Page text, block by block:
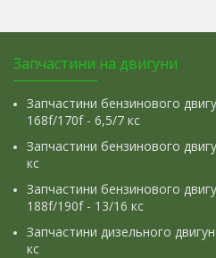
Запчастини на двигуни
Запчастини бензинового
168f/170f - 6,5/7 кс
Запчастини бензинового
кс
Запчастини бензинового
188f/190f - 13/16 кс
Запчастини дизельного
кс